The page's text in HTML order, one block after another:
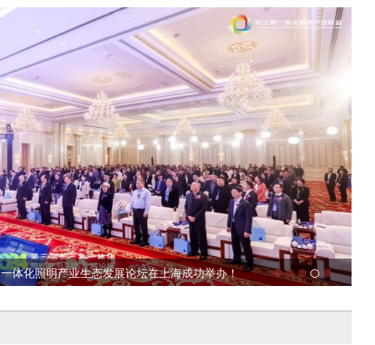
体化照明产业生态发展论坛在上海成功举办！